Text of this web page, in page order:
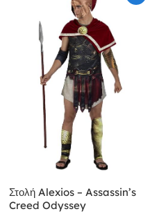
Στολή Alexios – Assassin’s
Creed Odyssey